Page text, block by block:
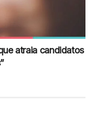
atraia candidatos